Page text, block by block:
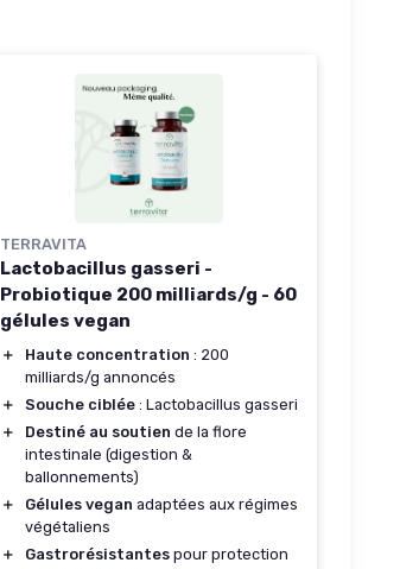
TERRAVITA
Lactobacillus gasseri -
Probiotique 200 milliards/g - 60
gélules vegan
＋ Haute concentration : 200
milliards/g annoncés
＋
Souche ciblée : Lactobacillus gasseri
＋
Destiné au soutien de la flore
intestinale (digestion &
ballonnements)
＋
Gélules vegan adaptées aux régimes
végétaliens
＋
Gastrorésistantes pour protection